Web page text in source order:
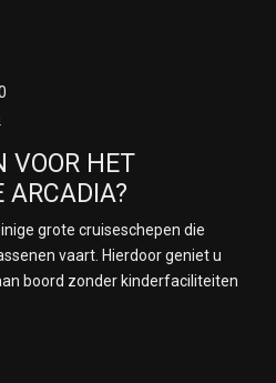
Line
VOOR HET
ARCADIA?
grote cruiseschepen die
vaart. Hierdoor geniet u
boord zonder kinderfaciliteiten